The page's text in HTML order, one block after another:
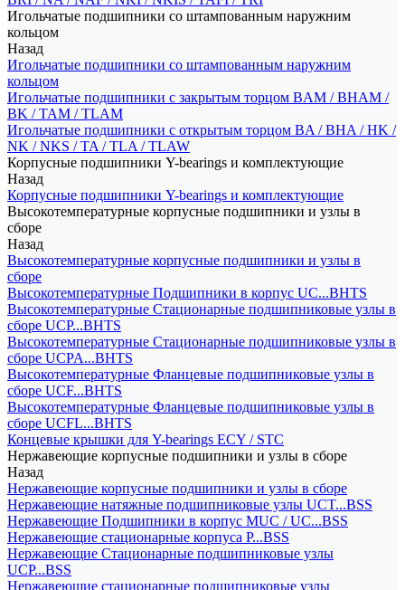
Игольчатые подшипники со штампованным наружним
кольцом
Назад
Игольчатые подшипники со штампованным наружним
кольцом
Игольчатые подшипники с закрытым торцом BAM / BHAM /
BK / TAM / TLAM
Игольчатые подшипники с открытым торцом BA / BHA / HK /
NK / NKS / TA / TLA / TLAW
Корпусные подшипники Y-bearings и комплектующие
Назад
Корпусные подшипники Y-bearings и комплектующие
Высокотемпературные корпусные подшипники и узлы в
сборе
Назад
Высокотемпературные корпусные подшипники и узлы в
сборе
Высокотемпературные Подшипники в корпус UC...BHTS
Высокотемпературные Стационарные подшипниковые узлы в
сборе UCP...BHTS
Высокотемпературные Стационарные подшипниковые узлы в
сборе UCPA...BHTS
Высокотемпературные Фланцевые подшипниковые узлы в
сборе UCF...BHTS
Высокотемпературные Фланцевые подшипниковые узлы в
сборе UCFL...BHTS
Концевые крышки для Y-bearings ECY / STC
Нержавеющие корпусные подшипники и узлы в сборе
Назад
Нержавеющие корпусные подшипники и узлы в сборе
Нержавеющие натяжные подшипниковые узлы UCT...BSS
Нержавеющие Подшипники в корпус MUC / UC...BSS
Нержавеющие стационарные корпуса P...BSS
Нержавеющие Стационарные подшипниковые узлы
UCP...BSS
Нержавеющие стационарные подшипниковые узлы